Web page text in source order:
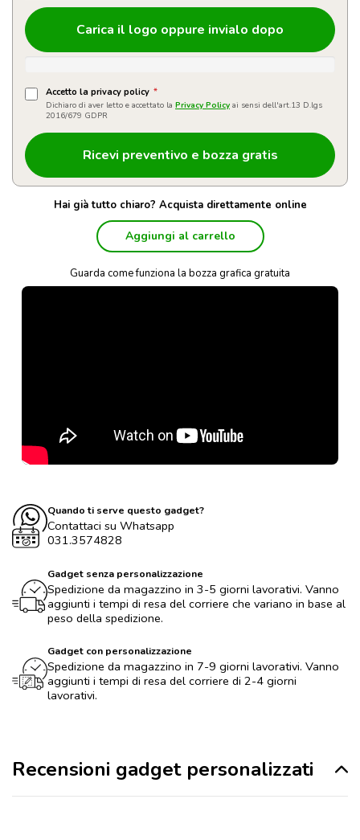
Carica il logo oppure invialo dopo
Accetto la privacy policy *
Dichiaro di aver letto e accettato la Privacy Policy ai sensi dell'art.13 D.lgs
2016/679 GDPR
Hai già tutto chiaro? Acquista direttamente online
Aggiungi al carrello
Guarda come funziona la bozza grafica gratuita
Quando ti serve questo gadget?
Contattaci su Whatsapp
031.3574828
Gadget senza personalizzazione
Spedizione da magazzino in 3-5 giorni lavorativi. Vanno
aggiunti i tempi di resa del corriere che variano in base al
peso della spedizione.
Gadget con personalizzazione
Spedizione da magazzino in 7-9 giorni lavorativi. Vanno
aggiunti i tempi di resa del corriere di 2-4 giorni
lavorativi.
Recensioni gadget personalizzati